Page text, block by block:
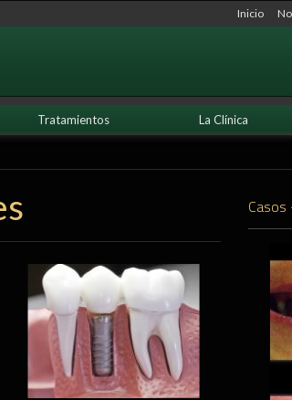
Inicio
Tratamientos La Clínica